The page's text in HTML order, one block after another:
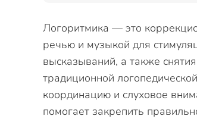
Логоритмика — это
речью и музыкой для
высказываний, а также
традиционной
координацию и слуховое
помогает закрепить